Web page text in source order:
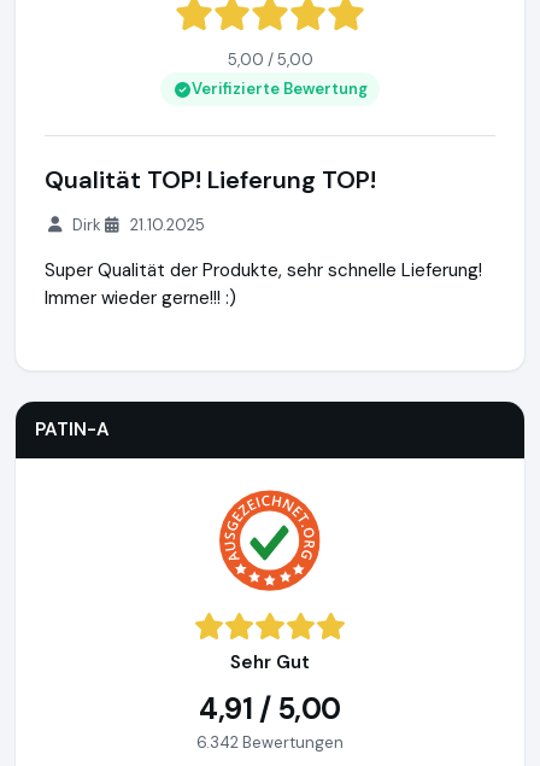
5,00 / 5,00
Verifizierte Bewertung
Qualität TOP! Lieferung TOP!
Dirk 21.10.2025
Super Qualität der Produkte, sehr schnelle Lieferung!
Immer wieder gerne!!! :)
PATIN-A
Sehr Gut
4,91 / 5,00
6.342 Bewertungen